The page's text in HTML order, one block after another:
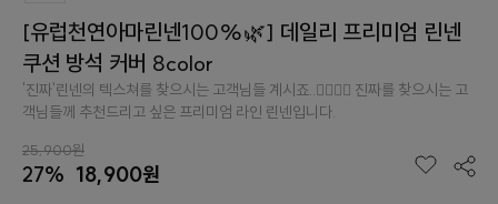
[유럽천연아마린넨100%🌿] 데일리 프리미엄 린넨
쿠션 방석 커버 8color
'진짜'린넨의 텍스쳐를 찾으시는 고객님들 계시죠..👉🏻👈🏻 진짜를 찾으시는 고
객님들께 추천드리고 싶은 프리미엄 라인 린넨입니다.
25,900원
27% 18,900원